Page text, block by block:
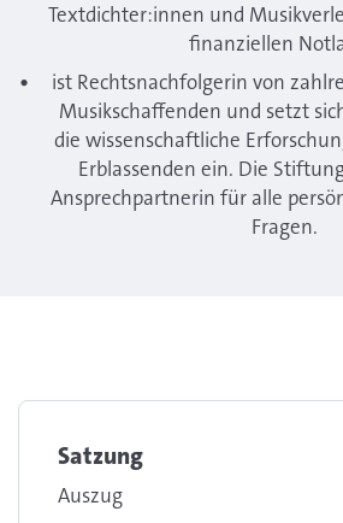
Textdichter:innen und
finanziellen
ist Rechtsnachfolgerin von
Musikschaffenden und setzt
die wissenschaftliche
Erblassenden ein. Die
Ansprechpartnerin für alle
Fragen.
Satzung
Auszug